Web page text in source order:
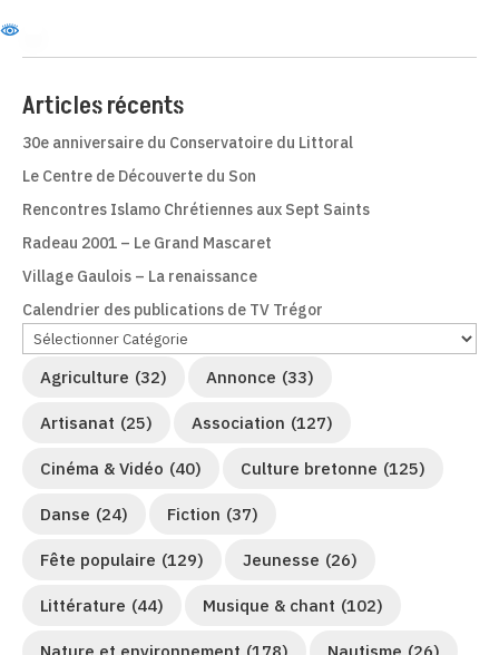
Articles récents
30e anniversaire du Conservatoire du Littoral
Le Centre de Découverte du Son
Rencontres Islamo Chrétiennes aux Sept Saints
Radeau 2001 – Le Grand Mascaret
Village Gaulois – La renaissance
Calendrier des publications de TV Trégor
Agriculture (32) Annonce (33)
Artisanat (25) Association (127)
Cinéma & Vidéo (40) Culture bretonne (125)
Danse (24) Fiction (37)
Fête populaire (129) Jeunesse (26)
Littérature (44) Musique & chant (102)